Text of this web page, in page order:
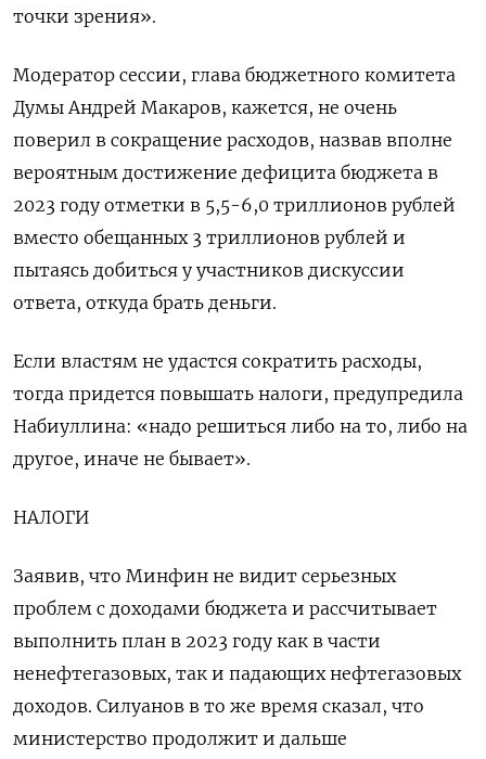
точки зрения».
Модератор сессии, глава бюджетного комитета
Думы Андрей Макаров, кажется, не очень
поверил в сокращение расходов, назвав вполне
вероятным достижение дефицита бюджета в
2023 году отметки в 5,5-6,0 триллионов рублей
вместо обещанных 3 триллионов рублей и
пытаясь добиться у участников дискуссии
ответа, откуда брать деньги.
Если властям не удастся сократить расходы,
тогда придется повышать налоги, предупредила
Набиуллина: «надо решиться либо на то, либо на
другое, иначе не бывает».
НАЛОГИ
Заявив, что Минфин не видит серьезных
проблем с доходами бюджета и рассчитывает
выполнить план в 2023 году как в части
ненефтегазовых, так и падающих нефтегазовых
доходов. Силуанов в то же время сказал, что
министерство продолжит и дальше